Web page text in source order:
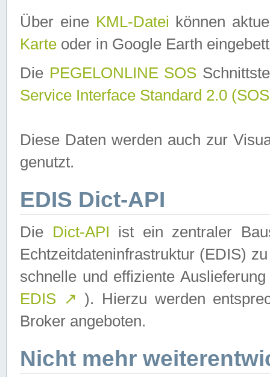
Über eine KML-Datei können
Karte oder in Google Earth
Die PEGELONLINE SOS
Service Interface Standard 2.0
Diese Daten werden auch zur
genutzt.
EDIS Dict-API
Die Dict-API ist ein zentraler
Echtzeitdateninfrastruktur (EDIS)
schnelle und effiziente
EDIS ↗ ). Hierzu werden
Broker angeboten.
Nicht mehr